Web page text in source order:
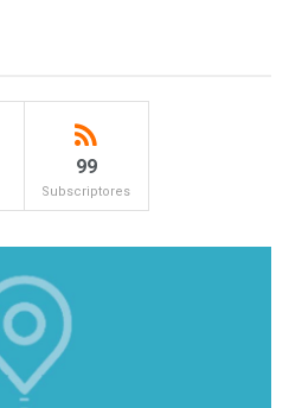
99
Subscriptores